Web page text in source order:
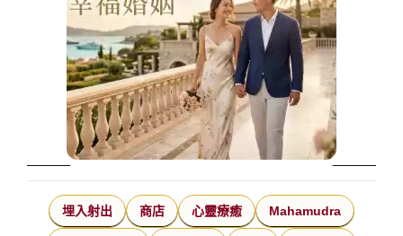
埋入射出 商店 心靈療癒 Mahamudra